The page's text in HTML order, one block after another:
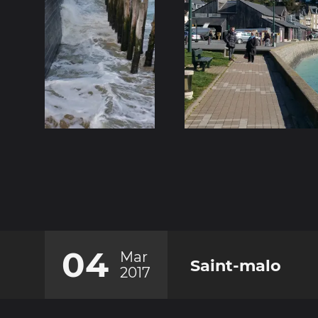
04
Mar
2017
Saint-malo